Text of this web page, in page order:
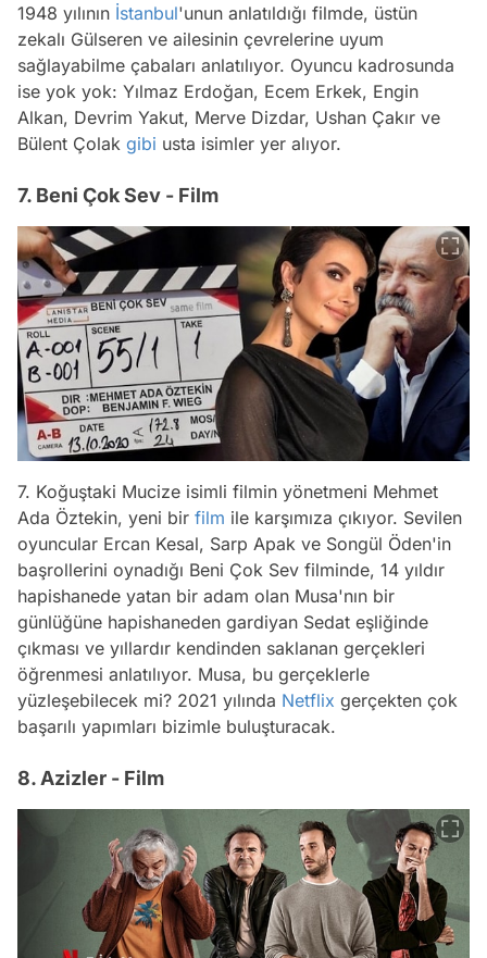
1948 yılının İstanbul'unun anlatıldığı filmde, üstün
zekalı Gülseren ve ailesinin çevrelerine uyum
sağlayabilme çabaları anlatılıyor. Oyuncu kadrosunda
ise yok yok: Yılmaz Erdoğan, Ecem Erkek, Engin
Alkan, Devrim Yakut, Merve Dizdar, Ushan Çakır ve
Bülent Çolak gibi usta isimler yer alıyor.
7. Beni Çok Sev - Film
7. Koğuştaki Mucize isimli filmin yönetmeni Mehmet
Ada Öztekin, yeni bir film ile karşımıza çıkıyor. Sevilen
oyuncular Ercan Kesal, Sarp Apak ve Songül Öden'in
başrollerini oynadığı Beni Çok Sev filminde, 14 yıldır
hapishanede yatan bir adam olan Musa'nın bir
günlüğüne hapishaneden gardiyan Sedat eşliğinde
çıkması ve yıllardır kendinden saklanan gerçekleri
öğrenmesi anlatılıyor. Musa, bu gerçeklerle
yüzleşebilecek mi? 2021 yılında Netflix gerçekten çok
başarılı yapımları bizimle buluşturacak.
8. Azizler - Film